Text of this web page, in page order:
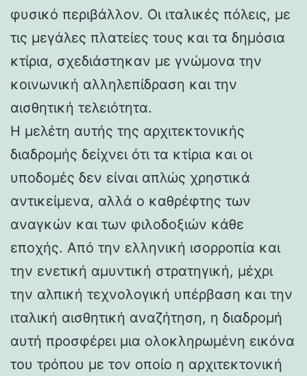
φυσικό περιβάλλον. Οι ιταλικές πόλεις, με
τις μεγάλες πλατείες τους και τα δημόσια
κτίρια, σχεδιάστηκαν με γνώμονα την
κοινωνική αλληλεπίδραση και την
αισθητική τελειότητα.
Η μελέτη αυτής της αρχιτεκτονικής
διαδρομής δείχνει ότι τα κτίρια και οι
υποδομές δεν είναι απλώς χρηστικά
αντικείμενα, αλλά ο καθρέφτης των
αναγκών και των φιλοδοξιών κάθε
εποχής. Από την ελληνική ισορροπία και
την ενετική αμυντική στρατηγική, μέχρι
την αλπική τεχνολογική υπέρβαση και την
ιταλική αισθητική αναζήτηση, η διαδρομή
αυτή προσφέρει μια ολοκληρωμένη εικόνα
του τρόπου με τον οποίο η αρχιτεκτονική